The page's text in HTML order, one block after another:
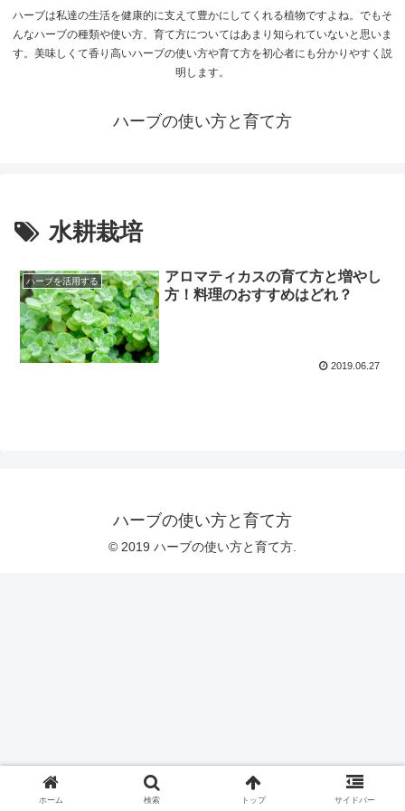
ハーブは私達の生活を健康的に支えて豊かにしてくれる植物ですよね。でもそ
んなハーブの種類や使い方、育て方についてはあまり知られていないと思いま
す。美味しくて香り高いハーブの使い方や育て方を初心者にも分かりやすく説
明します。
ハーブの使い方と育て方
水耕栽培
ハーブを活用する
アロマティカスの育て方と増やし
方！料理のおすすめはどれ？
2019.06.27
ハーブの使い方と育て方
© 2019 ハーブの使い方と育て方.
ホーム 検索 トップ サイドバー